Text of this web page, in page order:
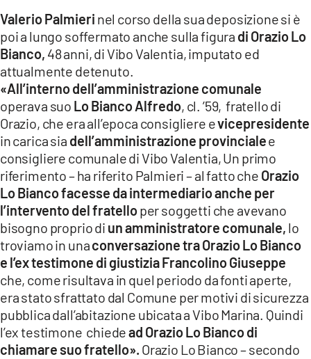
Valerio Palmieri nel corso della sua deposizione si è
poi a lungo soffermato anche sulla figura di Orazio Lo
Bianco, 48 anni, di Vibo Valentia, imputato ed
attualmente detenuto.
«All’interno dell’amministrazione comunale
operava suo Lo Bianco Alfredo, cl. ’59, fratello di
Orazio, che era all’epoca consigliere evicepresidente
in carica sia dell’amministrazione provincialee
consigliere comunale di Vibo Valentia, Un primo
riferimento – ha riferito Palmieri – al fatto che Orazio
Lo Bianco facesse da intermediario anche per
l’intervento del fratelloper soggetti che avevano
bisogno proprio di un amministratore comunale, lo
troviamo in unaconversazione tra Orazio Lo Bianco
e l’ex testimone di giustizia Francolino Giuseppe
che, come risultava in quel periodo da fonti aperte,
era stato sfrattato dal Comune per motivi di sicurezza
pubblica dall’abitazione ubicata a Vibo Marina. Quindi
l’ex testimone chiedead Orazio Lo Bianco di
chiamare suo fratello». Orazio Lo Bianco – secondo